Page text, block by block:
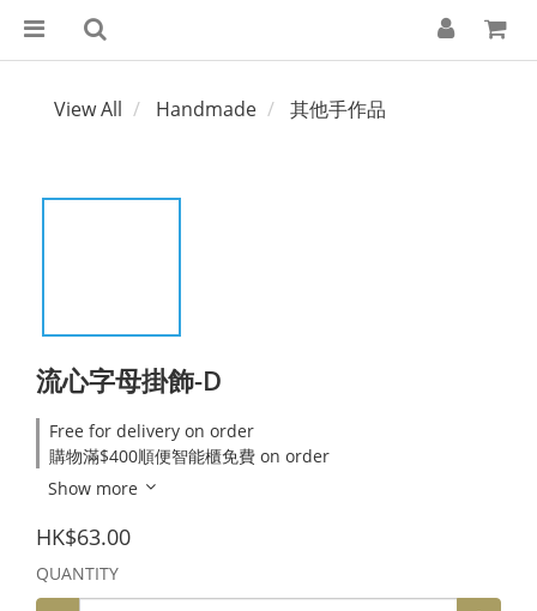
View All Handmade 其他手作品
流心字母掛飾-D
Free for delivery on order
購物滿$400順便智能櫃免費 on order
Show more
HK$63.00
QUANTITY